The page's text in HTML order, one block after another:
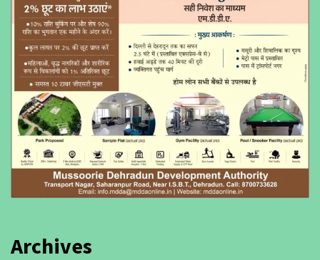
Archives